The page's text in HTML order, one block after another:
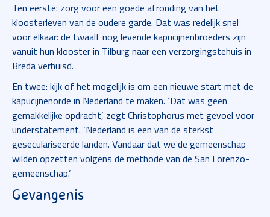
Ten eerste: zorg voor een goede afronding van het
kloosterleven van de oudere garde. Dat was redelijk snel
voor elkaar: de twaalf nog levende kapucijnenbroeders zijn
vanuit hun klooster in Tilburg naar een verzorgingstehuis in
Breda verhuisd.
En twee: kijk of het mogelijk is om een nieuwe start met de
kapucijnenorde in Nederland te maken. ‘Dat was geen
gemakkelijke opdracht’, zegt Christophorus met gevoel voor
understatement. ‘Nederland is een van de sterkst
geseculariseerde landen. Vandaar dat we de gemeenschap
wilden opzetten volgens de methode van de San Lorenzo-
gemeenschap.’
Gevangenis